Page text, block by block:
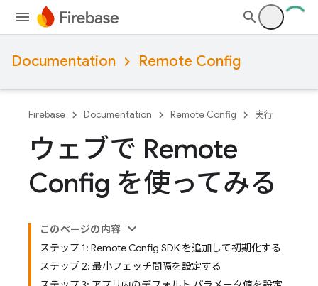
Documentation Remote Config
Firebase Documentation Remote Config 実行
ウェブで Remote
Config を使ってみる
このページの内容
ステップ 1: Remote Config SDK を追加して初期化する
ステップ 2: 最小フェッチ間隔を設定する